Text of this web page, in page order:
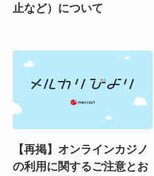
止など）について
【再掲】オンラインカジノ
の利用に関するご注意とお